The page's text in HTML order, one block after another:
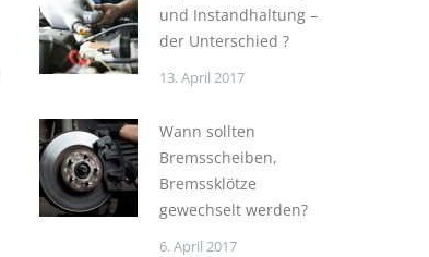
und Instandhaltung –
der Unterschied ?
13. April 2017
Wann sollten
Bremsscheiben,
Bremssklötze
gewechselt werden?
6. April 2017